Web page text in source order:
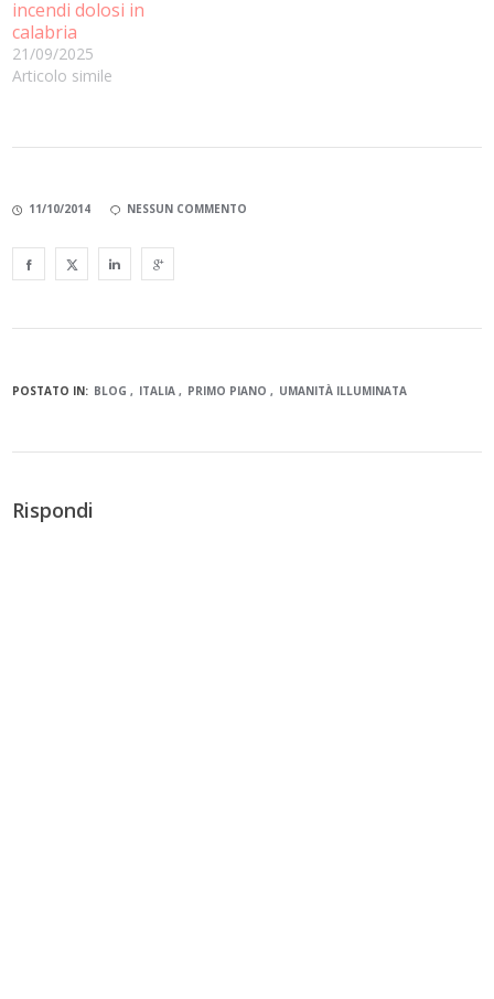
incendi dolosi in
calabria
21/09/2025
Articolo simile
11/10/2014 NESSUN COMMENTO
POSTATO IN: BLOG ITALIA PRIMO PIANO UMANITÀ ILLUMINATA
Rispondi